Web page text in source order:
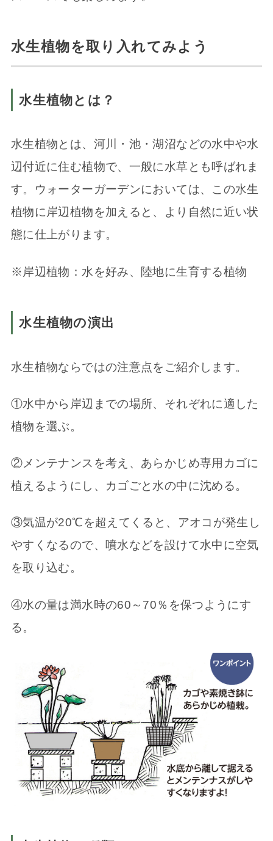
水生植物を取り入れてみよう
水生植物とは？
水生植物とは、河川・池・湖沼などの水中や水
辺付近に住む植物で、一般に水草とも呼ばれま
す。ウォーターガーデンにおいては、この水生
植物に岸辺植物を加えると、より自然に近い状
態に仕上がります。
※岸辺植物：水を好み、陸地に生育する植物
水生植物の演出
水生植物ならではの注意点をご紹介します。
①水中から岸辺までの場所、それぞれに適した
植物を選ぶ。
②メンテナンスを考え、あらかじめ専用カゴに
植えるようにし、カゴごと水の中に沈める。
③気温が20℃を超えてくると、アオコが発生し
やすくなるので、噴水などを設けて水中に空気
を取り込む。
④水の量は満水時の60～70％を保つようにす
る。